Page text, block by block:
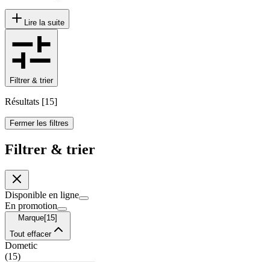
Lire la suite
Filtrer & trier
Résultats [15]
Fermer les filtres
Filtrer & trier
Disponible en ligne
En promotion
Marque[15]
Tout effacer
Dometic
(15)